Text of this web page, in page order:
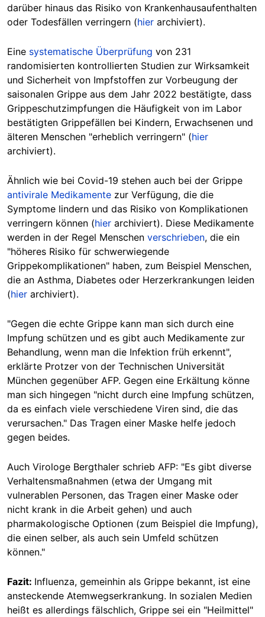
darüber hinaus das Risiko von Krankenhausaufenthalten
oder Todesfällen verringern (hier archiviert).
Eine systematische Überprüfung von 231
randomisierten kontrollierten Studien zur Wirksamkeit
und Sicherheit von Impfstoffen zur Vorbeugung der
saisonalen Grippe aus dem Jahr 2022 bestätigte, dass
Grippeschutzimpfungen die Häufigkeit von im Labor
bestätigten Grippefällen bei Kindern, Erwachsenen und
älteren Menschen "erheblich verringern" (hier
archiviert).
Ähnlich wie bei Covid-19 stehen auch bei der Grippe
antivirale Medikamente zur Verfügung, die die
Symptome lindern und das Risiko von Komplikationen
verringern können (hier archiviert). Diese Medikamente
werden in der Regel Menschen verschrieben, die ein
"höheres Risiko für schwerwiegende
Grippekomplikationen" haben, zum Beispiel Menschen,
die an Asthma, Diabetes oder Herzerkrankungen leiden
(hier archiviert).
"Gegen die echte Grippe kann man sich durch eine
Impfung schützen und es gibt auch Medikamente zur
Behandlung, wenn man die Infektion früh erkennt",
erklärte Protzer von der Technischen Universität
München gegenüber AFP. Gegen eine Erkältung könne
man sich hingegen "nicht durch eine Impfung schützen,
da es einfach viele verschiedene Viren sind, die das
verursachen." Das Tragen einer Maske helfe jedoch
gegen beides.
Auch Virologe Bergthaler schrieb AFP: "Es gibt diverse
Verhaltensmaßnahmen (etwa der Umgang mit
vulnerablen Personen, das Tragen einer Maske oder
nicht krank in die Arbeit gehen) und auch
pharmakologische Optionen (zum Beispiel die Impfung),
die einen selber, als auch sein Umfeld schützen
können."
Fazit: Influenza, gemeinhin als Grippe bekannt, ist eine
ansteckende Atemwegserkrankung. In sozialen Medien
heißt es allerdings fälschlich, Grippe sei ein "Heilmittel"